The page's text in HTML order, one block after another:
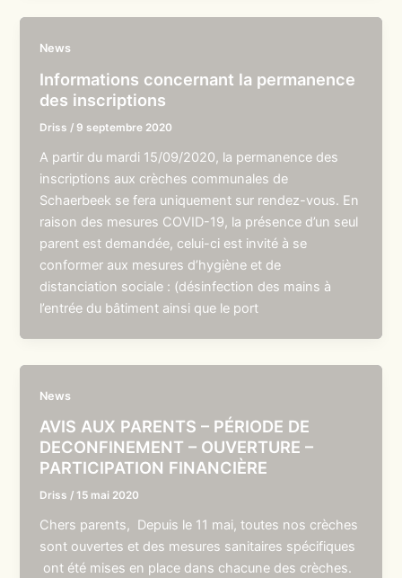
News
Informations concernant la permanence
des inscriptions
Driss / 9 septembre 2020
A partir du mardi 15/09/2020, la permanence des
inscriptions aux crèches communales de
Schaerbeek se fera uniquement sur rendez-vous. En
raison des mesures COVID-19, la présence d’un seul
parent est demandée, celui-ci est invité à se
conformer aux mesures d’hygiène et de
distanciation sociale : (désinfection des mains à
l’entrée du bâtiment ainsi que le port
News
AVIS AUX PARENTS – PÉRIODE DE
DECONFINEMENT – OUVERTURE –
PARTICIPATION FINANCIÈRE
Driss /15 mai 2020
Chers parents, Depuis le 11 mai, toutes nos crèches
sont ouvertes et des mesures sanitaires spécifiques
ont été mises en place dans chacune des crèches.